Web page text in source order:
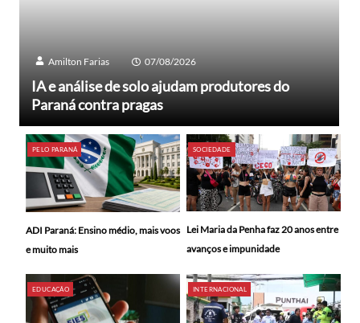
Amilton Farias 07/08/2026
IA e análise de solo ajudam produtores do
Paraná contra pragas
PELO PARANÁ
ADI Paraná: Ensino médio, mais voos
e muito mais
SOCIEDADE
Lei Maria da Penha faz 20 anos entre
avanços e impunidade
EDUCAÇÃO INTERNACIONAL